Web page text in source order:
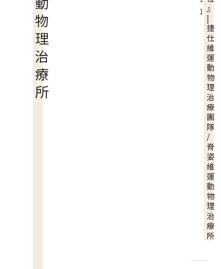
物
理
治
療
所
1 』
|
捷
仕
維
運
動
物
理
治
療
團
隊
/
脊
姿
維
運
動
物
理
治
療
所